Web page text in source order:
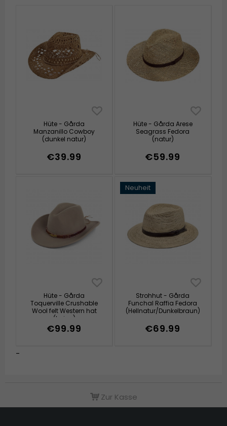
Hüte - Gårda
Manzanillo Cowboy
(dunkel natur)
€39.99
Hüte - Gårda Arese
Seagrass Fedora
(natur)
€59.99
Hüte - Gårda
Toquerville Crushable
Wool felt Western hat
(beige)
€99.99
Neuheit
Strohhut - Gårda
Funchal Raffia Fedora
(Hellnatur/Dunkelbraun)
€69.99
-
Zur Kasse